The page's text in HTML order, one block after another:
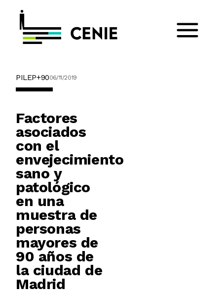
PILEP+9006/11/2019
Factores
asociados
con el
envejecimiento
sano y
patológico
en una
muestra de
personas
mayores de
90 años de
la ciudad de
Madrid